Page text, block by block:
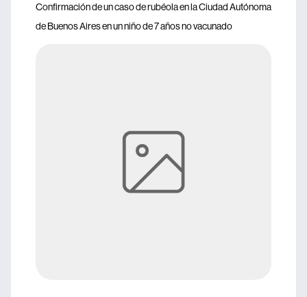
Confirmación de un caso de rubéola en la Ciudad Autónoma
de Buenos Aires en un niño de 7 años no vacunado